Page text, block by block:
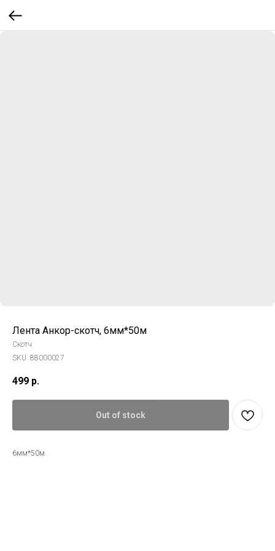
Лента Анкор-скотч, 6мм*50м
Скотч
SKU: 88000027
499 р.
Out of stock
6мм*50м.